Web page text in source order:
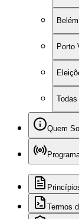
Porto
Quem
Termos